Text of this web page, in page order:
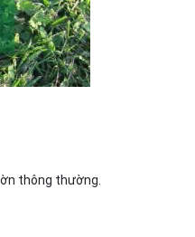
thông thường.